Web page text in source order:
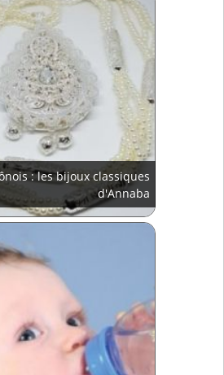
: les bijoux classiques
d'Annaba